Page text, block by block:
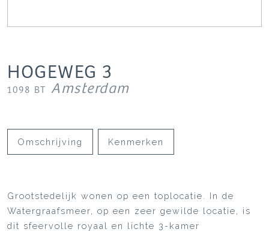
HOGEWEG 3
1098 BT Amsterdam
Omschrijving Kenmerken
Grootstedelijk wonen op een toplocatie. In de
Watergraafsmeer, op een zeer gewilde locatie, is
dit sfeervolle royaal en lichte 3-kamer